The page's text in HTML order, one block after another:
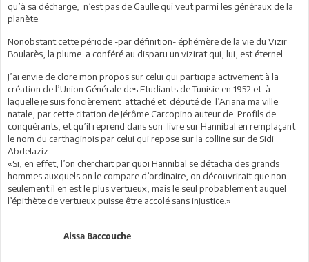
qu’à sa décharge, n’est pas de Gaulle qui veut parmi les généraux de la
planète.
Nonobstant cette période -par définition- éphémère de la vie du Vizir
Boularès, la plume a conféré au disparu un vizirat qui, lui, est éternel.
J’ai envie de clore mon propos sur celui qui participa activement à la
création de l’Union Générale des Etudiants de Tunisie en 1952 et à
laquelle je suis foncièrement attaché et député de l’Ariana ma ville
natale, par cette citation de Jérôme Carcopino auteur de Profils de
conquérants, et qu’il reprend dans son livre sur Hannibal en remplaçant
le nom du carthaginois par celui qui repose sur la colline sur de Sidi
Abdelaziz.
«Si, en effet, l’on cherchait par quoi Hannibal se détacha des grands
hommes auxquels on le compare d’ordinaire, on découvrirait que non
seulement il en est le plus vertueux, mais le seul probablement auquel
l’épithète de vertueux puisse être accolé sans injustice.»
Aissa Baccouche